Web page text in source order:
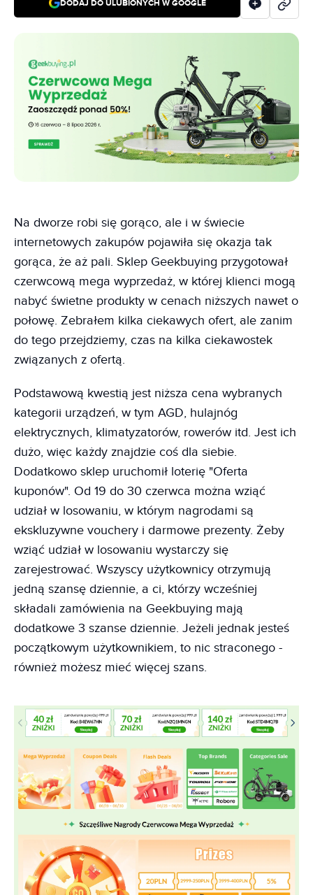
DODAJ DO ULUBIONYCH W GOOGLE
Na dworze robi się gorąco, ale i w świecie
internetowych zakupów pojawiła się okazja tak
gorąca, że aż pali. Sklep Geekbuying przygotował
czerwcową mega wyprzedaż, w której klienci mogą
nabyć świetne produkty w cenach niższych nawet o
połowę. Zebrałem kilka ciekawych ofert, ale zanim
do tego przejdziemy, czas na kilka ciekawostek
związanych z ofertą.
Podstawową kwestią jest niższa cena wybranych
kategorii urządzeń, w tym AGD, hulajnóg
elektrycznych, klimatyzatorów, rowerów itd. Jest ich
dużo, więc każdy znajdzie coś dla siebie.
Dodatkowo sklep uruchomił loterię "Oferta
kuponów". Od 19 do 30 czerwca można wziąć
udział w losowaniu, w którym nagrodami są
ekskluzywne vouchery i darmowe prezenty. Żeby
wziąć udział w losowaniu wystarczy się
zarejestrować. Wszyscy użytkownicy otrzymują
jedną szansę dziennie, a ci, którzy wcześniej
składali zamówienia na Geekbuying mają
dodatkowe 3 szanse dziennie. Jeżeli jednak jesteś
początkowym użytkownikiem, to nic straconego -
również możesz mieć więcej szans.